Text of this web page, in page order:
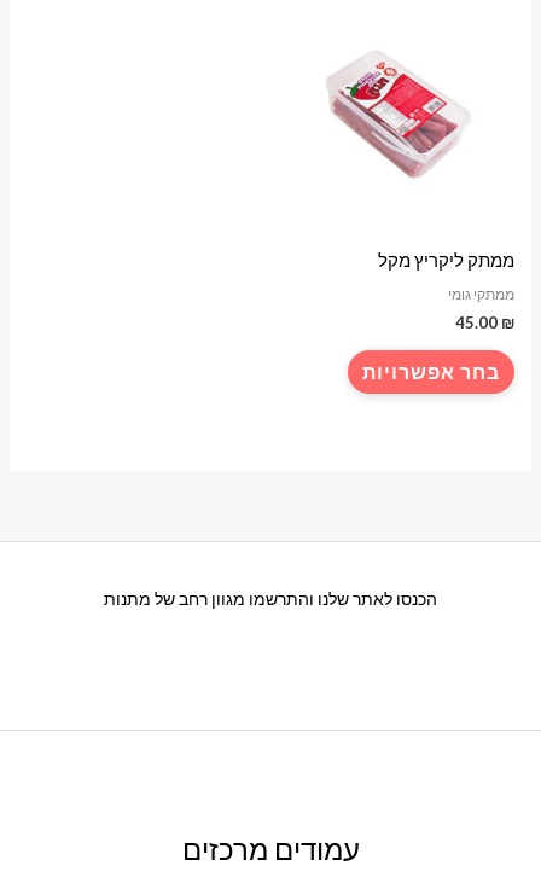
ממתק ליקריץ מקל
ממתקי גומי
45.00 ₪
בחר אפשרויות
הכנסו לאתר שלנו והתרשמו מגוון רחב של מתנות
עמודים מרכזים